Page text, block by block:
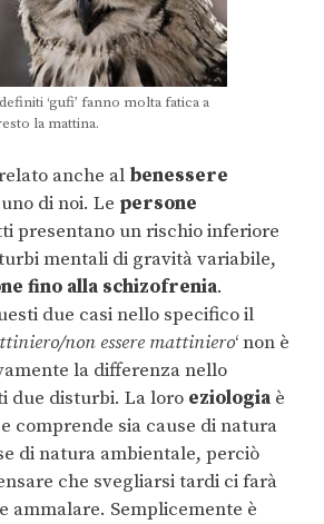
‘gufi’ fanno molta fatica a
la mattina.
anche al benessere
di noi. Le persone
presentano un rischio inferiore
mentali di gravità variabile,
fino alla schizofrenia.
due casi nello specifico il
non essere mattiniero‘ non è
la differenza nello
due disturbi. La loro eziologia è
e comprende sia cause di natura
di natura ambientale, perciò
che svegliarsi tardi ci farà
ammalare. Semplicemente è